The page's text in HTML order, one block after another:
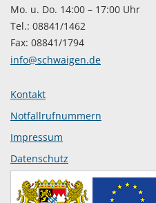
Mo. u. Do. 14:00 – 17:00 Uhr
Tel.: 08841/1462
Fax: 08841/1794
info@schwaigen.de
Kontakt
Notfallrufnummern
Impressum
Datenschutz